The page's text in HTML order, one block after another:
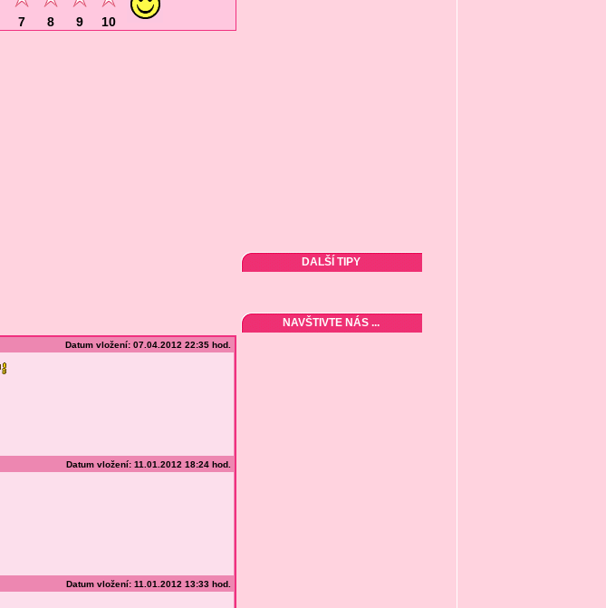
7 8 9 10
Datum vložení: 07.04.2012 22:35 hod.
Datum vložení: 11.01.2012 18:24 hod.
Datum vložení: 11.01.2012 13:33 hod.
DALŠÍ TIPY
NAVŠTIVTE NÁS ...